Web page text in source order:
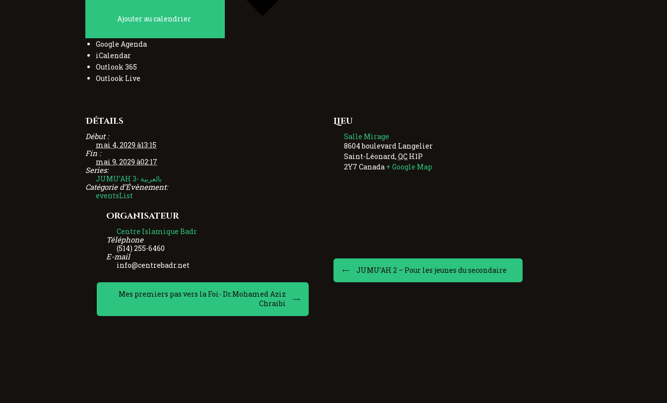
Ajouter au calendrier
Google Agenda
iCalendar
Outlook 365
Outlook Live
Détails
Début :
mai 4, 2029 à13:15
Fin :
mai 9, 2029 à02:17
Series:
JUMU’AH 3- بالعربية
Catégorie d’Évènement:
eventsList
Organisateur
Centre Islamique Badr
Téléphone
(514) 255-6460
E-mail
info@centrebadr.net
Lieu
Salle Mirage
8604 boulevard Langelier
Saint-Léonard, QC H1P
2Y7 Canada + Google Map
JUMU’AH 2 – Pour les jeunes du secondaire
Mes premiers pas vers la Foi- Dr.Mohamed Aziz
Chraibi